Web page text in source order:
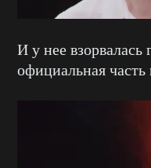
И у нее взорвалась
официальная